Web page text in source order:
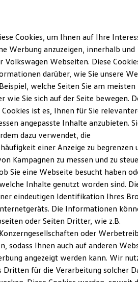
der ID. Modelle
im Winter
und Lebensdauer
Konnektivität
6
Versionen und Updates
zu Ihrem ID.
anfordern
stellen
Cookies, um Ihnen auf Ihre
Werbung anzuzeigen, innerhalb und
Volkswagen Webseiten. Diese
darüber, wie Sie unsere
welche Seiten Sie am meisten
wie Sie sich auf der Seite bewegen.
Cookies ist es, Ihnen für Sie
angepasste Inhalte anzubieten.
dazu verwendet, die
einer Anzeige zu begrenzen
Kampagnen zu messen und zu
Sie eine Webseite besucht haben
Inhalte genutzt worden sind.
eindeutigen Identifikation Ihres
Die Informationen
oder Seiten Dritter, wie z.B.
oder
sodass Ihnen auch auf anderen
angezeigt werden kann. Wir
Dritten für die Verarbeitung solcher